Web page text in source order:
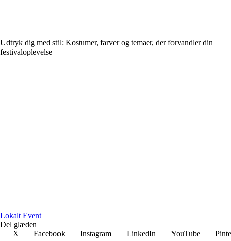
Udtryk dig med stil: Kostumer, farver og temaer, der forvandler din
festivaloplevelse
Lokalt Event
Del glæden
X
Facebook Instagram LinkedIn YouTube